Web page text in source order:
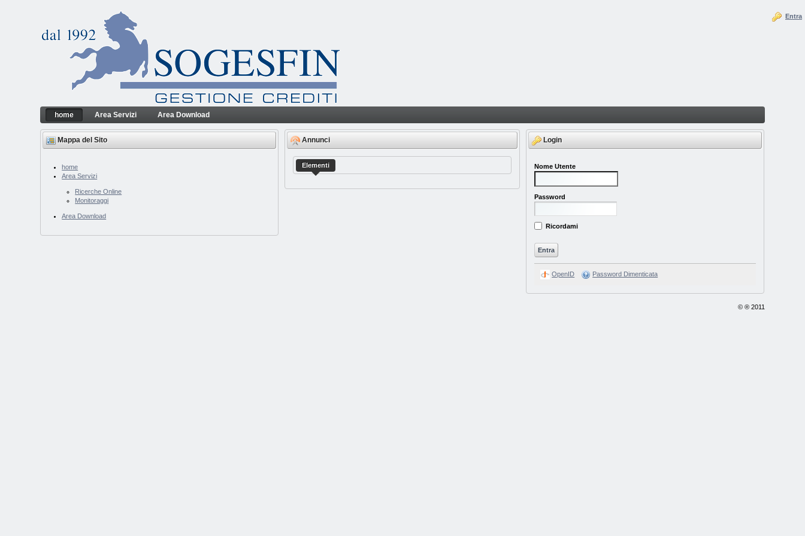
Sogesfin Srl
home
Entra
Navigazione
home Area Servizi Area Download
Mappa del Sito
home
Area Servizi
Ricerche Online
Monitoraggi
Area Download
Annunci
Elementi
Login
Nome Utente
Password
Ricordami
OpenID Password Dimenticata
© ® 2011